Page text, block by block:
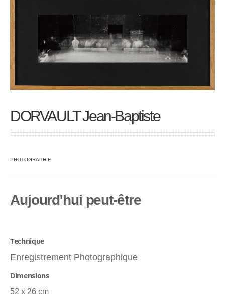
DORVAULT Jean-Baptiste
PHOTOGRAPHIE
Aujourd'hui peut-être
Technique
Enregistrement Photographique
Dimensions
52 x 26 cm